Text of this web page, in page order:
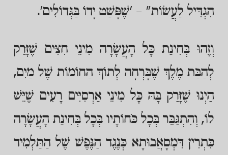
הִגְדִּיל לַעֲשׂוֹת" – 'שֶׁפָּשַׁט יָדוֹ בַּגְּדוֹלִים'.
וְזֶהוּ בְּחִינַת כָּל הָעֲשָׂרָה מִינֵי חִצִּים שֶׁזָּרַק
לְהַבַּת מֶלֶךְ שֶׁבָּרְחָה לְתוֹךְ הַחוֹמוֹת שֶׁל מַיִם,
הַיְנוּ שֶׁזָּרַק בָּהּ כָּל מִינֵי אַרְסִיִּים רָעִים שֶׁיֵּשׁ
לוֹ, וְהִתְגַּבֵּר בְּכָל כֹּחוֹתָיו בְּכָל בְּחִינַת הָעֲשָׂרָה
כִּתְרִין דִּמְסָאֲבוּתָא כְּנֶגֶד הַנֶּפֶשׁ שֶׁל הַתַּלְמִיד